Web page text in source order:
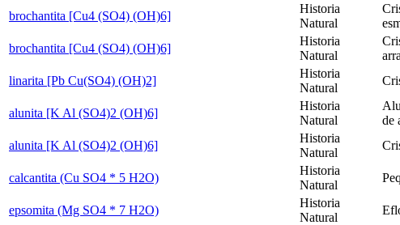
brochantita [Cu4 (SO4) (OH)6]
Historia
Natural
brochantita [Cu4 (SO4) (OH)6]
Historia
Natural
linarita [Pb Cu(SO4) (OH)2]
Historia
Natural
alunita [K Al (SO4)2 (OH)6]
Historia
Natural
de
alunita [K Al (SO4)2 (OH)6]
Historia
Natural
calcantita (Cu SO4 * 5 H2O)
Historia
Natural
epsomita (Mg SO4 * 7 H2O)
Historia
Natural